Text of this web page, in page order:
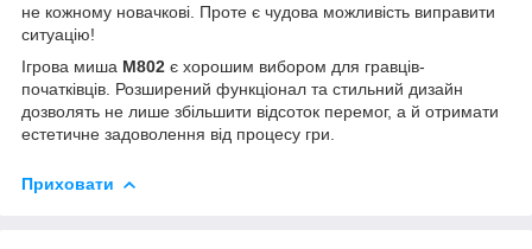
не кожному новачкові. Проте є чудова можливість виправити
ситуацію!
Ігрова миша M802 є хорошим вибором для гравців-
початківців. Розширений функціонал та стильний дизайн
дозволять не лише збільшити відсоток перемог, а й отримати
естетичне задоволення від процесу гри.
Приховати